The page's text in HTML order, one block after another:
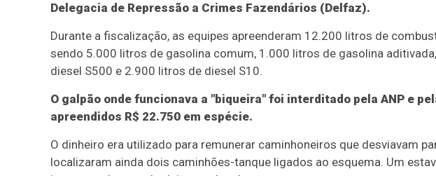
Delegacia de Repressão a Crimes Fazendários (Delfaz).
Durante a fiscalização, as equipes apreenderam 12.200 litros de
sendo 5.000 litros de gasolina comum, 1.000 litros de gasolina
diesel S500 e 2.900 litros de diesel S10.
O galpão onde funcionava a "biqueira" foi interditado pela ANP e
apreendidos R$ 22.750 em espécie.
O dinheiro era utilizado para remunerar caminhoneiros que desviavam
localizaram ainda dois caminhões-tanque ligados ao esquema. Um